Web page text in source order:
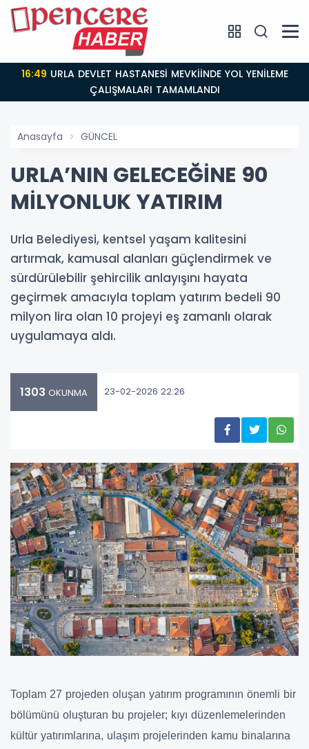
16:48Urla’da Yeni Parti Dönemi: A. Bahri Yalaz’dan
Çarpıcı Açıklamalar
Anasayfa GÜNCEL
URLA’NIN GELECEĞİNE 90
MİLYONLUK YATIRIM
Urla Belediyesi, kentsel yaşam kalitesini
artırmak, kamusal alanları güçlendirmek ve
sürdürülebilir şehircilik anlayışını hayata
geçirmek amacıyla toplam yatırım bedeli 90
milyon lira olan 10 projeyi eş zamanlı olarak
uygulamaya aldı.
1303 OKUNMA 23-02-2026 22:26
Toplam 27 projeden oluşan yatırım programının önemli bir
bölümünü oluşturan bu projeler; kıyı düzenlemelerinden
kültür yatırımlarına, ulaşım projelerinden kamu binalarına